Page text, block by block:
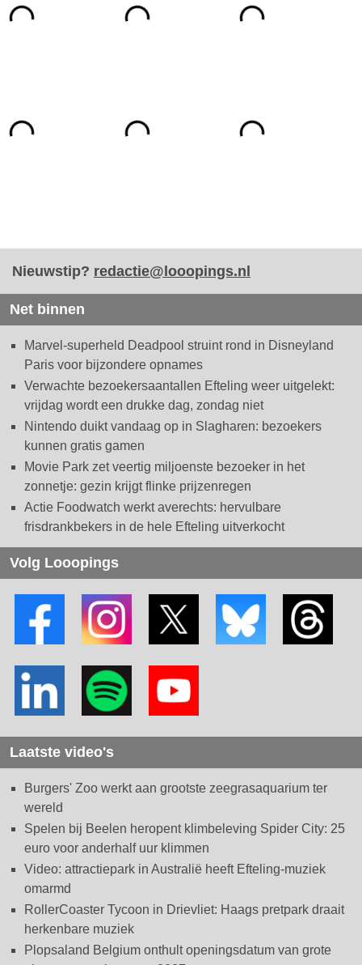
Nieuwstip? redactie@looopings.nl
Net binnen
Marvel-superheld Deadpool struint rond in Disneyland
Paris voor bijzondere opnames
Verwachte bezoekersaantallen Efteling weer uitgelekt:
vrijdag wordt een drukke dag, zondag niet
Nintendo duikt vandaag op in Slagharen: bezoekers
kunnen gratis gamen
Movie Park zet veertig miljoenste bezoeker in het
zonnetje: gezin krijgt flinke prijzenregen
Actie Foodwatch werkt averechts: hervulbare
frisdrankbekers in de hele Efteling uitverkocht
Volg Looopings
Laatste video's
Burgers' Zoo werkt aan grootste zeegrasaquarium ter
wereld
Spelen bij Beelen heropent klimbeleving Spider City: 25
euro voor anderhalf uur klimmen
Video: attractiepark in Australië heeft Efteling-muziek
omarmd
RollerCoaster Tycoon in Drievliet: Haags pretpark draait
herkenbare muziek
Plopsaland Belgium onthult openingsdatum van grote